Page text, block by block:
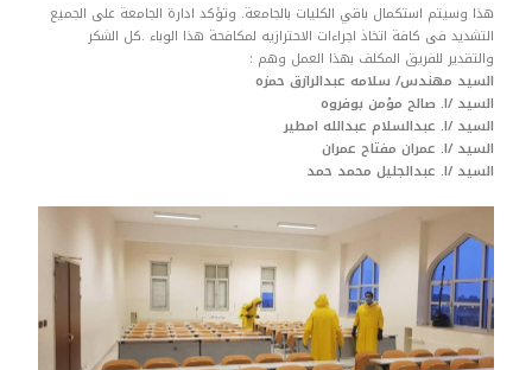
هذا وسيتم استكمال باقي الكليات بالجامعة. وتؤكد ادارة الجامعة على الجميع
التشديد فى كافة اتخاذ اجراءات الاحترازيه لمكافحة هذا الوباء .كل الشكر
والتقدير للفريق المكلف بهذا العمل وهم :
السيد مهندس/ سلامه عبدالرازق حمزه
السيد /ا. صالح مؤمن بوفروه
السيد /ا. عبدالسلام عبدالله امطير
السيد /ا. عمران مفتاح عمران
السيد /ا. عبدالجليل محمد حمد